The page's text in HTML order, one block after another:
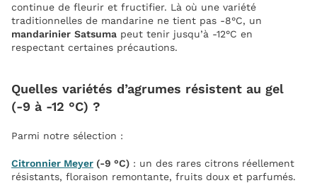
continue de fleurir et fructifier. Là où une variété
traditionnelles de mandarine ne tient pas -8°C, un
mandarinier Satsuma peut tenir jusqu’à -12°C en
respectant certaines précautions.
Quelles variétés d’agrumes résistent au gel
(-9 à -12 °C) ?
Parmi notre sélection :
Citronnier Meyer (-9 °C) : un des rares citrons réellement
résistants, floraison remontante, fruits doux et parfumés.